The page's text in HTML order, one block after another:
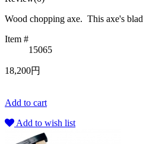
Wood chopping axe. This axe's
Item #
15065
18,200円
Add to cart
Add to wish list